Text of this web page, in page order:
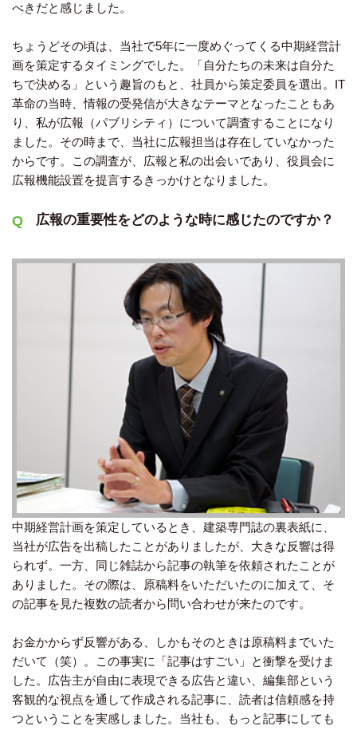
べきだと感じました。
ちょうどその頃は、当社で5年に一度めぐってくる中期経営計
画を策定するタイミングでした。「自分たちの未来は自分た
ちで決める」という趣旨のもと、社員から策定委員を選出。IT
革命の当時、情報の受発信が大きなテーマとなったこともあ
り、私が広報（パブリシティ）について調査することになり
ました。その時まで、当社に広報担当は存在していなかった
からです。この調査が、広報と私の出会いであり、役員会に
広報機能設置を提言するきっかけとなりました。
広報の重要性をどのような時に感じたのですか？
中期経営計画を策定しているとき、建築専門誌の裏表紙に、
当社が広告を出稿したことがありましたが、大きな反響は得
られず。一方、同じ雑誌から記事の執筆を依頼されたことが
ありました。その際は、原稿料をいただいたのに加えて、そ
の記事を見た複数の読者から問い合わせが来たのです。
お金かからず反響がある、しかもそのときは原稿料までいた
だいて（笑）。この事実に「記事はすごい」と衝撃を受けま
した。広告主が自由に表現できる広告と違い、編集部という
客観的な視点を通して作成される記事に、読者は信頼感を持
つということを実感しました。当社も、もっと記事にしても